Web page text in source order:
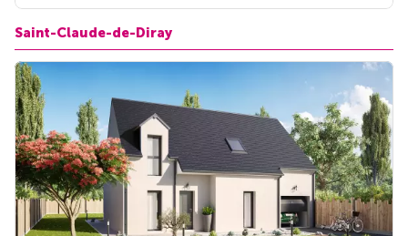
Saint-Claude-de-Diray